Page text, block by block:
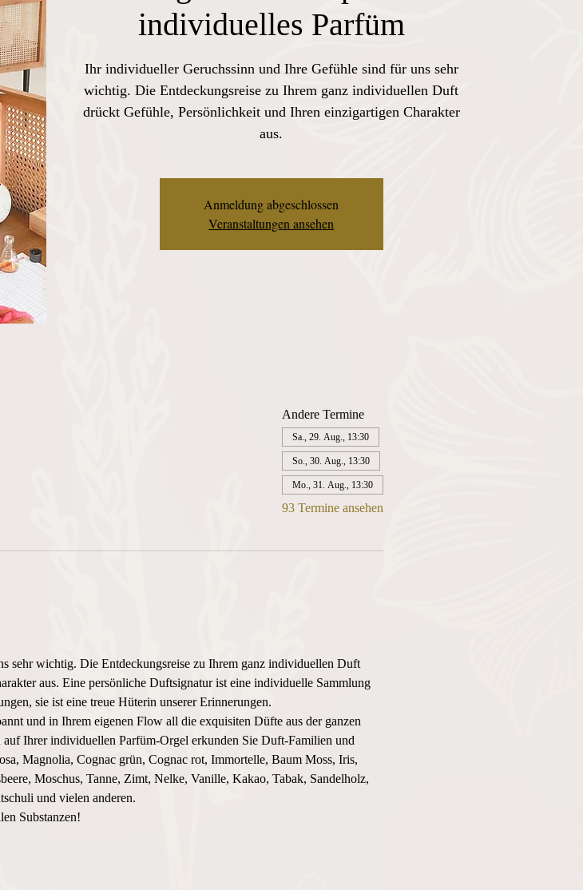
individuelles Parfüm
Ihr individueller Geruchssinn und Ihre Gefühle sind für uns sehr
wichtig. Die Entdeckungsreise zu Ihrem ganz individuellen Duft
drückt Gefühle, Persönlichkeit und Ihren einzigartigen Charakter
aus.
Anmeldung abgeschlossen
Veranstaltungen ansehen
Andere Termine
Sa., 29. Aug., 13:30
So., 30. Aug., 13:30
Mo., 31. Aug., 13:30
93 Termine ansehen
sehr wichtig. Die Entdeckungsreise zu Ihrem ganz individuellen Duft
aus. Eine persönliche Duftsignatur ist eine individuelle Sammlung
sie ist eine treue Hüterin unserer Erinnerungen.
und in Ihrem eigenen Flow all die exquisiten Düfte aus der ganzen
Ihrer individuellen Parfüm-Orgel erkunden Sie Duft-Familien und
Magnolia, Cognac grün, Cognac rot, Immortelle, Baum Moss, Iris,
Moschus, Tanne, Zimt, Nelke, Vanille, Kakao, Tabak, Sandelholz,
und vielen anderen.
Substanzen!